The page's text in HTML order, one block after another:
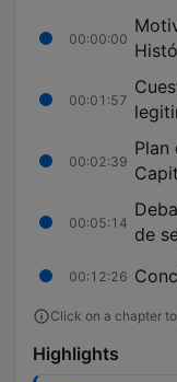
00:00:00
00:01:57
00:02:39
Plan
00:05:14
de
00:12:26
Click on a chapter
Highlights